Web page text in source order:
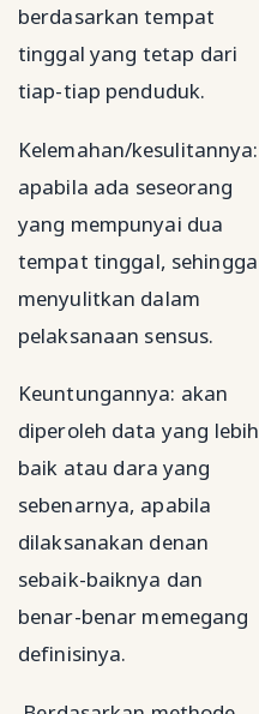
berdasarkan tempat
tinggal yang tetap dari
tiap-tiap penduduk.
Kelemahan/kesulitannya:
apabila ada seseorang
yang mempunyai dua
tempat tinggal, sehingga
menyulitkan dalam
pelaksanaan sensus.
Keuntungannya: akan
diperoleh data yang lebih
baik atau dara yang
sebenarnya, apabila
dilaksanakan denan
sebaik-baiknya dan
benar-benar memegang
definisinya.